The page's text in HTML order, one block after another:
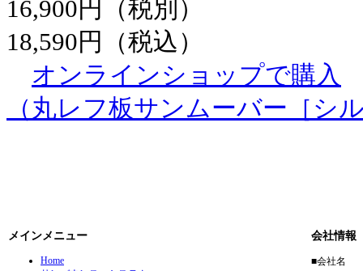
16,900円（税別）
18,590円（税込）
オンラインショップで購入
（丸レフ板サンムーバー［シ
メインメニュー
Home
会社情報
■会社名